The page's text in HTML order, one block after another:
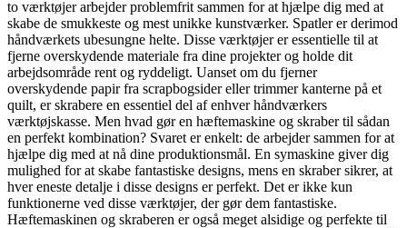
to værktøjer arbejder problemfrit sammen for at hjælpe dig med at
skabe de smukkeste og mest unikke kunstværker. Spatler er derimod
håndværkets ubesungne helte. Disse værktøjer er essentielle til at
fjerne overskydende materiale fra dine projekter og holde dit
arbejdsområde rent og ryddeligt. Uanset om du fjerner
overskydende papir fra scrapbogsider eller trimmer kanterne på et
quilt, er skrabere en essentiel del af enhver håndværkers
værktøjskasse. Men hvad gør en hæftemaskine og skraber til sådan
en perfekt kombination? Svaret er enkelt: de arbejder sammen for at
hjælpe dig med at nå dine produktionsmål. En symaskine giver dig
mulighed for at skabe fantastiske designs, mens en skraber sikrer, at
hver eneste detalje i disse designs er perfekt. Det er ikke kun
funktionerne ved disse værktøjer, der gør dem fantastiske.
Hæftemaskinen og skraberen er også meget alsidige og perfekte til